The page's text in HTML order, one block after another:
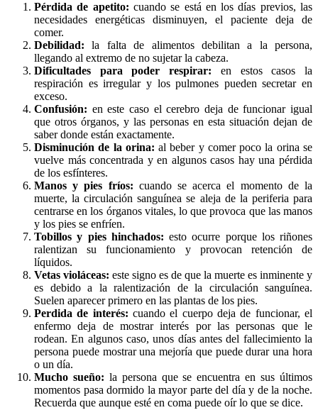
Pérdida de apetito: cuando se está en los días previos, las
necesidades energéticas disminuyen, el paciente deja de
comer.
Debilidad: la falta de alimentos debilitan a la persona,
llegando al extremo de no sujetar la cabeza.
Dificultades para poder respirar: en estos casos la
respiración es irregular y los pulmones pueden secretar en
exceso.
Confusión: en este caso el cerebro deja de funcionar igual
que otros órganos, y las personas en esta situación dejan de
saber donde están exactamente.
Disminución de la orina: al beber y comer poco la orina se
vuelve más concentrada y en algunos casos hay una pérdida
de los esfínteres.
Manos y pies fríos: cuando se acerca el momento de la
muerte, la circulación sanguínea se aleja de la periferia para
centrarse en los órganos vitales, lo que provoca que las manos
y los pies se enfríen.
Tobillos y pies hinchados: esto ocurre porque los riñones
ralentizan su funcionamiento y provocan retención de
líquidos.
Vetas violáceas: este signo es de que la muerte es inminente y
es debido a la ralentización de la circulación sanguínea.
Suelen aparecer primero en las plantas de los pies.
Perdida de interés: cuando el cuerpo deja de funcionar, el
enfermo deja de mostrar interés por las personas que le
rodean. En algunos caso, unos días antes del fallecimiento la
persona puede mostrar una mejoría que puede durar una hora
o un día.
Mucho sueño: la persona que se encuentra en sus últimos
momentos pasa dormido la mayor parte del día y de la noche.
Recuerda que aunque esté en coma puede oír lo que se dice.